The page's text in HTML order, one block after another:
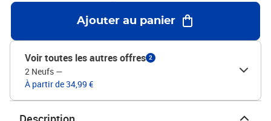
Ajouter au panier
Voir toutes les autres offres 2
2 Neufs —
À partir de 34,99 €